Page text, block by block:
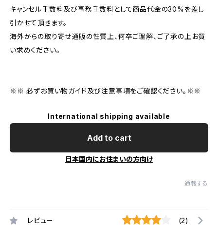
キャンセル手数料及び事務手数料として商品代金の30%を差し
引かせて頂きます。
海外からの取り寄せ通販の性質上、何卒ご理解、ご了承の上お買
い求めください。
※※ 必ずお買い物ガイド及び注意事項をご確認ください。※※
International shipping available
Add to cart
日本国内にお住まいの方向け
通報する
レビュー (2)